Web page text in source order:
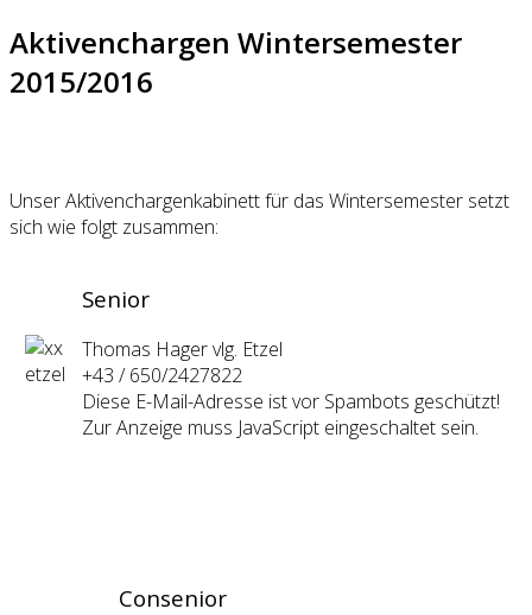
Aktivenchargen Wintersemester
2015/2016
Unser Aktivenchargenkabinett für das Wintersemester setzt
sich wie folgt zusammen:
Senior
Thomas Hager vlg. Etzel
+43 / 650/2427822
Diese E-Mail-Adresse ist vor Spambots geschützt!
Zur Anzeige muss JavaScript eingeschaltet sein.
Consenior